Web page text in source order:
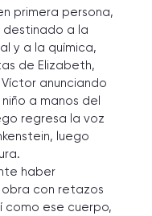
primera persona,
destinado a la
y a la química,
de Elizabeth,
anunciando
a manos del
regresa la voz
luego
haber
obra con retazos
como ese cuerpo,